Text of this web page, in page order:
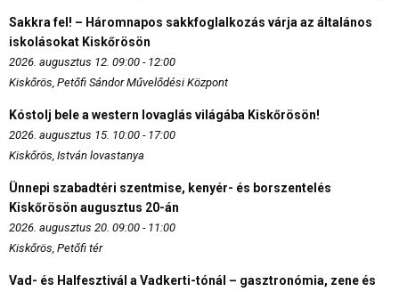
Sakkra fel! – Háromnapos sakkfoglalkozás várja az általános
iskolásokat Kiskőrösön
2026. augusztus 12. 09:00 - 12:00
Kiskőrös, Petőfi Sándor Művelődési Központ
Kóstolj bele a western lovaglás világába Kiskőrösön!
2026. augusztus 15. 10:00 - 17:00
Kiskőrös, István lovastanya
Ünnepi szabadtéri szentmise, kenyér- és borszentelés
Kiskőrösön augusztus 20-án
2026. augusztus 20. 09:00 - 11:00
Kiskőrös, Petőfi tér
Vad- és Halfesztivál a Vadkerti-tónál – gasztronómia, zene és